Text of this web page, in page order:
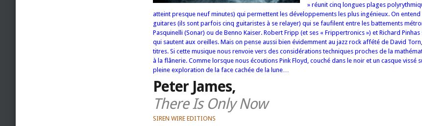
» réunit cinq longues plages
atteint presque neuf minutes) qui permettent les développements les plus ingénieux. On
guitares (ils sont parfois cinq guitaristes à se relayer) qui se faufilent entre les battements
Pasquinelli (Sonar) ou de Benno Kaiser. Robert Fripp (et ses « Frippertronics ») et Richard
qui sautent aux oreilles. Mais on pense aussi bien évidemment au jazz rock affété de David
titres. Si cette musique nous renvoie vers des considérations techniques proches de la
à la flânerie. Comme lorsque nous écoutions Pink Floyd, couché dans le noir et un casque vissé
pleine exploration de la face cachée de la lune…
Peter James,
There Is Only Now
SIREN WIRE EDITIONS